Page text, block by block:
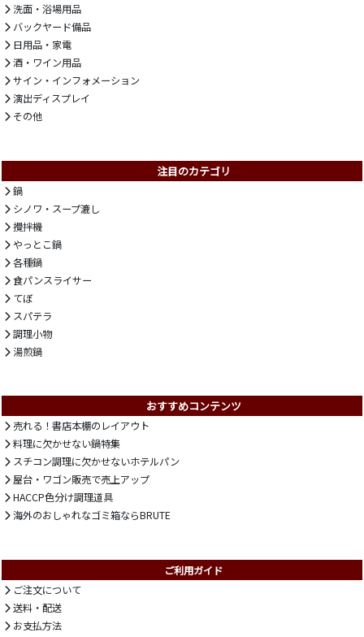
洗面・浴場用品
バックヤード備品
日用品・家電
酒・ワイン用品
サイン・インフォメーション
演出ディスプレイ
その他
注目のカテゴリ
鍋
シノワ・スープ漉し
攪拌機
やっとこ鍋
各種鍋
食パンスライサー
てぼ
スパテラ
調理小物
湯煎鍋
おすすめコンテンツ
売れる！書店本棚のレイアウト
料理に欠かせない鍋特集
スチコン調理に欠かせないホテルパン
屋台・ワゴン販売で売上アップ
HACCP色分け調理道具
海外のおしゃれなゴミ箱ならBRUTE
ご利用ガイド
ご注文について
送料・配送
お支払方法